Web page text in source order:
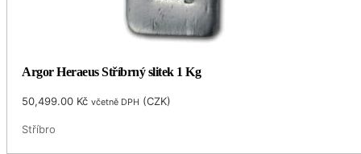
Argor Heraeus Stříbrný slitek 1 Kg
50,499.00 Kč včetně DPH (CZK)
Stříbro